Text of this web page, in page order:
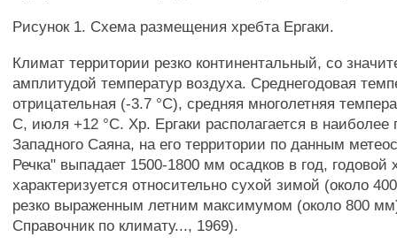
Рисунок 1. Схема размещения хребта Ергаки.
Климат территории резко континентальный, со
амплитудой температур воздуха. Среднегодовая
отрицательная (-3.7 °С), средняя многолетняя
С, июля +12 °С. Хр. Ергаки располагается в наиболее
Западного Саяна, на его территории по данным
Речка" выпадает 1500-1800 мм осадков в год, годовой
характеризуется относительно сухой зимой (около
резко выраженным летним максимумом (около 800
Справочник по климату..., 1969).